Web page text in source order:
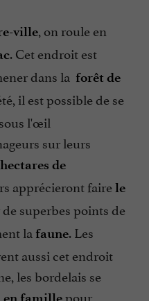
ville, on roule en
. Cet endroit est
dans la forêt de
il est possible de se
l'œil
sur leurs
hectares de
apprécieront fairele
superbes points de
la faune. Les
aussi cet endroit
les bordelais se
pour